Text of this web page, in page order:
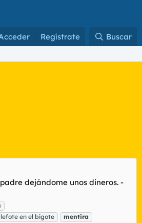
Regístrate Buscar
dejándome unos dineros. -
en el bigote
mentira